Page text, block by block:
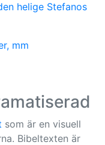
helige Stefanos
mm
som är en visuell
Bibeltexten är